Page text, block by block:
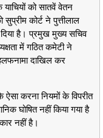
को सातवें वेतन
कोर्ट ने पुत्तीलाल
है। प्रमुख मुख्य सचिव
में गठित कमेटी ने
दाखिल कर
करना नियमों के विपरीत
घोषित नहीं किया गया है
नहीं है।